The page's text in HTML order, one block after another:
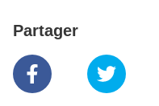
Partager